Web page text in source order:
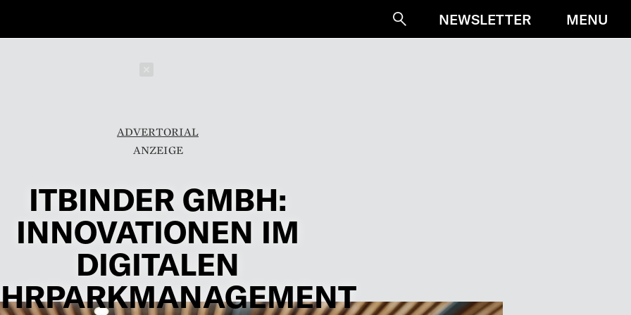
SucheNEWSLETTER MENU
ADVERTORIAL
ITBINDER GMBH:
INNOVATIONEN IM
DIGITALEN